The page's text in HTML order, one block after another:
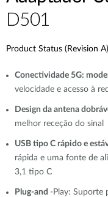
D501
Product Status (Revision
Conectividade 5G:
velocidade e acesso à
Design da antena
melhor receção do sinal
USB tipo C rápido e
rápida e uma fonte de
3,1 tipo C
Plug-and -Play: Suporte